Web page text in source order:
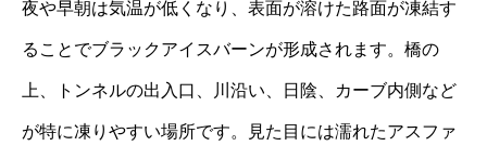
夜や早朝は気温が低くなり、表面が溶けた路面が凍結す
ることでブラックアイスバーンが形成されます。橋の
上、トンネルの出入口、川沿い、日陰、カーブ内側など
が特に凍りやすい場所です。見た目には濡れたアスファ